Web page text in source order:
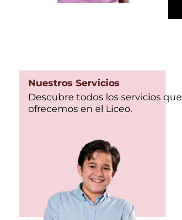
Nuestros Servicios
Descubre todos los servicios que
ofrecemos en el Liceo.